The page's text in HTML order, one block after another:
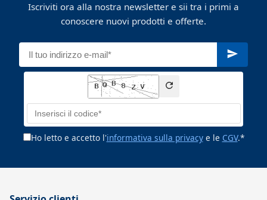
Iscriviti ora alla nostra newsletter e sii tra i primi a
conoscere nuovi prodotti e offerte.
Ho letto e accetto l'informativa sulla privacye le CGV.*